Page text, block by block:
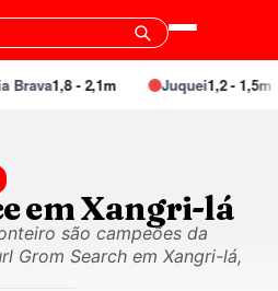
1,8 - 2,1m Juquei1,2 - 1,5m
em Xangri-lá
são campeões da
Grom Search em Xangri-lá,